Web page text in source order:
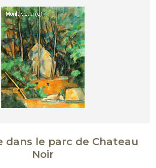
dans le parc de Chateau
Noir